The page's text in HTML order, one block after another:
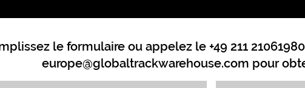
le formulaire ou appelez le +49 211
europe@globaltrackwarehouse.com pour